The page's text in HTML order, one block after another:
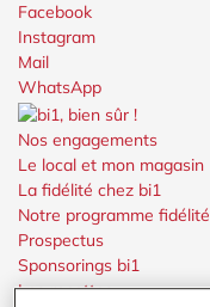
Facebook
Instagram
Mail
WhatsApp
Nos engagements
Le local et mon magasin
La fidélité chez bi1
Notre programme fidélité
Prospectus
Sponsorings bi1
Les recettes